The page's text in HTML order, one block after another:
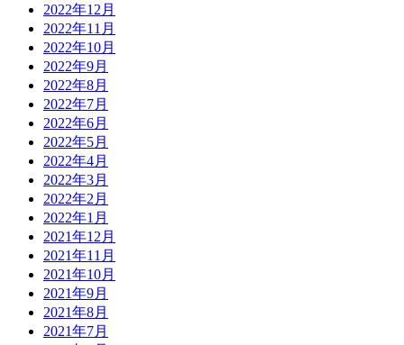
2022年12月
2022年11月
2022年10月
2022年9月
2022年8月
2022年7月
2022年6月
2022年5月
2022年4月
2022年3月
2022年2月
2022年1月
2021年12月
2021年11月
2021年10月
2021年9月
2021年8月
2021年7月